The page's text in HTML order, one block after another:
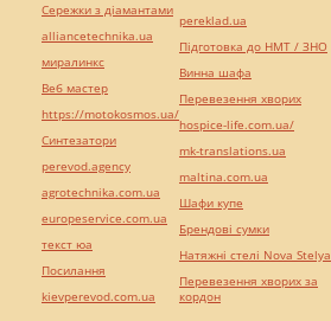
Сережки з діамантами
alliancetechnika.ua
миралинкс
Веб мастер
https://motokosmos.ua/
Синтезатори
perevod.agency
agrotechnika.com.ua
europeservice.com.ua
текст юа
Посилання
kievperevod.com.ua
pereklad.ua
Підготовка до НМТ / ЗНО
Винна шафа
Перевезення хворих
hospice-life.com.ua/
mk-translations.ua
maltina.com.ua
Шафи купе
Брендові сумки
Натяжні стелі Nova Stelya
Перевезення хворих за
кордон